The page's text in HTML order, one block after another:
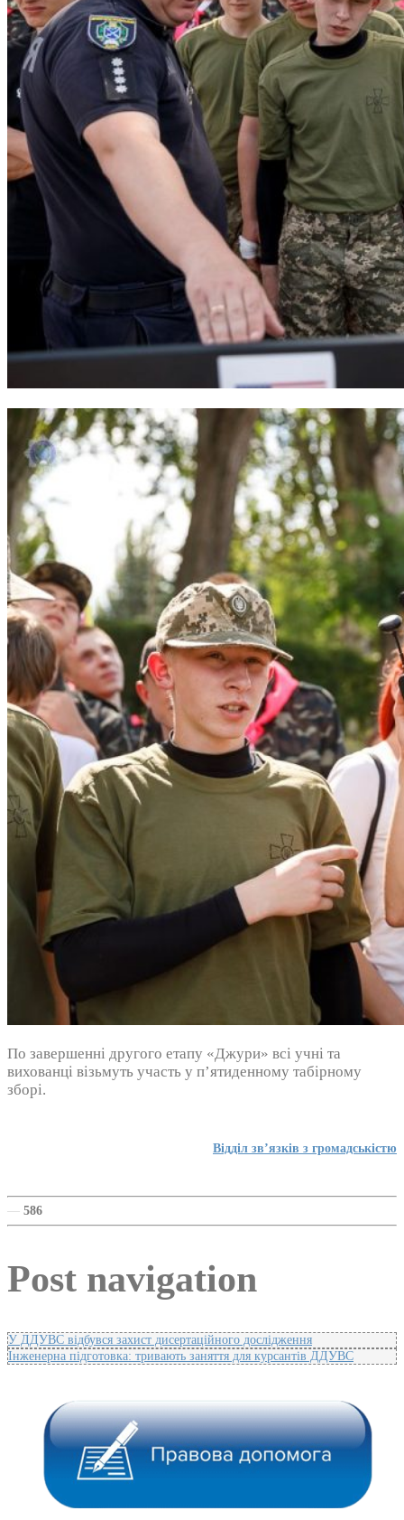
По завершенні другого етапу «Джури» всі учні та
вихованці візьмуть участь у п’ятиденному табірному
зборі.
Відділ зв’язків з громадськістю
— 586
Post navigation
У ДДУВС відбувся захист дисертаційного дослідження
Інженерна підготовка: тривають заняття для курсантів ДДУВС